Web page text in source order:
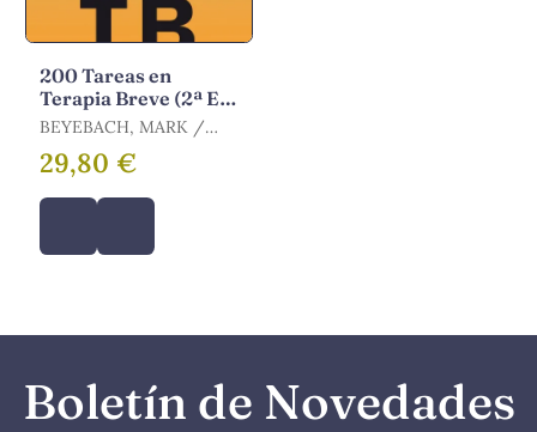
200 Tareas en
Terapia Breve (2ª Ed.
)
BEYEBACH, MARK /
MARGA
29,80 €
Boletín de Novedades